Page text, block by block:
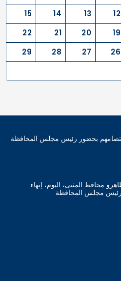
12
13
14
15
19
20
21
22
26
27
28
29
بحضور رئيس مجلس المحافظة
محافظ المثنى، اليوم، إنهاء
مجلس المحافظة